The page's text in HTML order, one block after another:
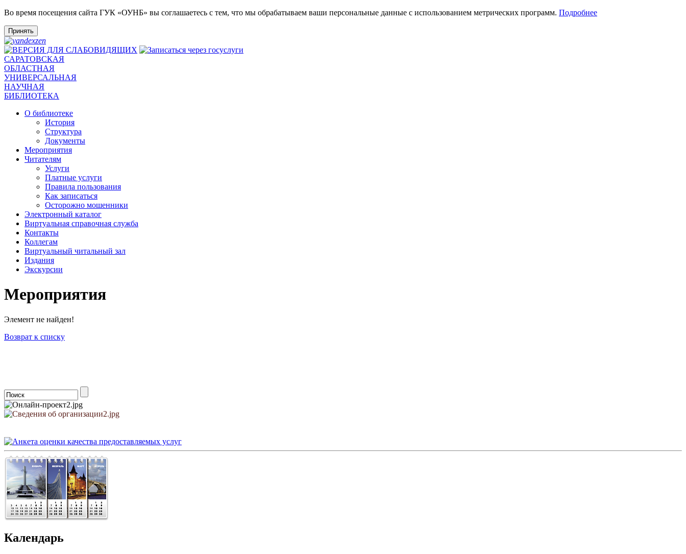
Во время посещения сайта ГУК «ОУНБ» вы соглашаетесь с тем, что мы обрабатываем ваши персональные данные с использованием метрических программ. Подробнее
Принять
САРАТОВСКАЯ
ОБЛАСТНАЯ
УНИВЕРСАЛЬНАЯ
НАУЧНАЯ
БИБЛИОТЕКА
О библиотеке
История
Структура
Документы
Мероприятия
Читателям
Услуги
Платные услуги
Правила пользования
Как записаться
Осторожно мошенники
Электронный каталог
Виртуальная справочная служба
Контакты
Коллегам
Виртуальный читальный зал
Издания
Экскурсии
Мероприятия
Элемент не найден!
Возврат к списку
Календарь